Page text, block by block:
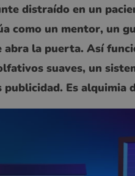
distraído en un
como un mentor, un
abra la puerta. Así
suaves, un
publicidad. Es